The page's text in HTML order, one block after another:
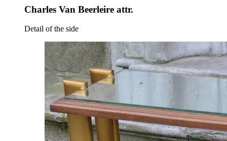
Charles Van Beerleire attr.
Detail of the side